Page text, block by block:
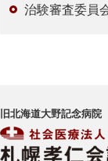
治験審査委員
旧北海道大野記念病院